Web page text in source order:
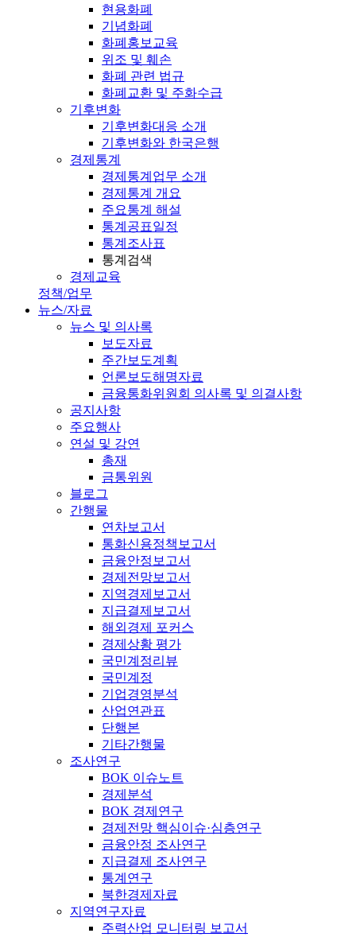
현용화폐
기념화폐
화폐홍보교육
위조 및 훼손
화폐 관련 법규
화폐교환 및 주화수급
기후변화
기후변화대응 소개
기후변화와 한국은행
경제통계
경제통계업무 소개
경제통계 개요
주요통계 해설
통계공표일정
통계조사표
통계검색
경제교육
정책/업무
뉴스/자료
뉴스 및 의사록
보도자료
주간보도계획
언론보도해명자료
금융통화위원회 의사록 및 의결사항
공지사항
주요행사
연설 및 강연
총재
금통위원
블로그
간행물
연차보고서
통화신용정책보고서
금융안정보고서
경제전망보고서
지역경제보고서
지급결제보고서
해외경제 포커스
경제상황 평가
국민계정리뷰
국민계정
기업경영분석
산업연관표
단행본
기타간행물
조사연구
BOK 이슈노트
경제분석
BOK 경제연구
경제전망 핵심이슈·심층연구
금융안정 조사연구
지급결제 조사연구
통계연구
북한경제자료
지역연구자료
주력산업 모니터링 보고서